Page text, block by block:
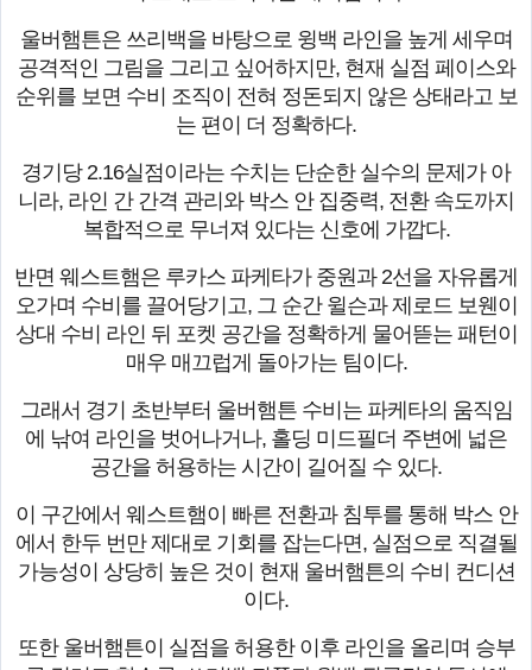
울버햄튼은 쓰리백을 바탕으로 윙백 라인을 높게 세우며
공격적인 그림을 그리고 싶어하지만, 현재 실점 페이스와
순위를 보면 수비 조직이 전혀 정돈되지 않은 상태라고 보
는 편이 더 정확하다.
경기당 2.16실점이라는 수치는 단순한 실수의 문제가 아
니라, 라인 간 간격 관리와 박스 안 집중력, 전환 속도까지
복합적으로 무너져 있다는 신호에 가깝다.
반면 웨스트햄은 루카스 파케타가 중원과 2선을 자유롭게
오가며 수비를 끌어당기고, 그 순간 윌슨과 제로드 보웬이
상대 수비 라인 뒤 포켓 공간을 정확하게 물어뜯는 패턴이
매우 매끄럽게 돌아가는 팀이다.
그래서 경기 초반부터 울버햄튼 수비는 파케타의 움직임
에 낚여 라인을 벗어나거나, 홀딩 미드필더 주변에 넓은
공간을 허용하는 시간이 길어질 수 있다.
이 구간에서 웨스트햄이 빠른 전환과 침투를 통해 박스 안
에서 한두 번만 제대로 기회를 잡는다면, 실점으로 직결될
가능성이 상당히 높은 것이 현재 울버햄튼의 수비 컨디션
이다.
또한 울버햄튼이 실점을 허용한 이후 라인을 올리며 승부